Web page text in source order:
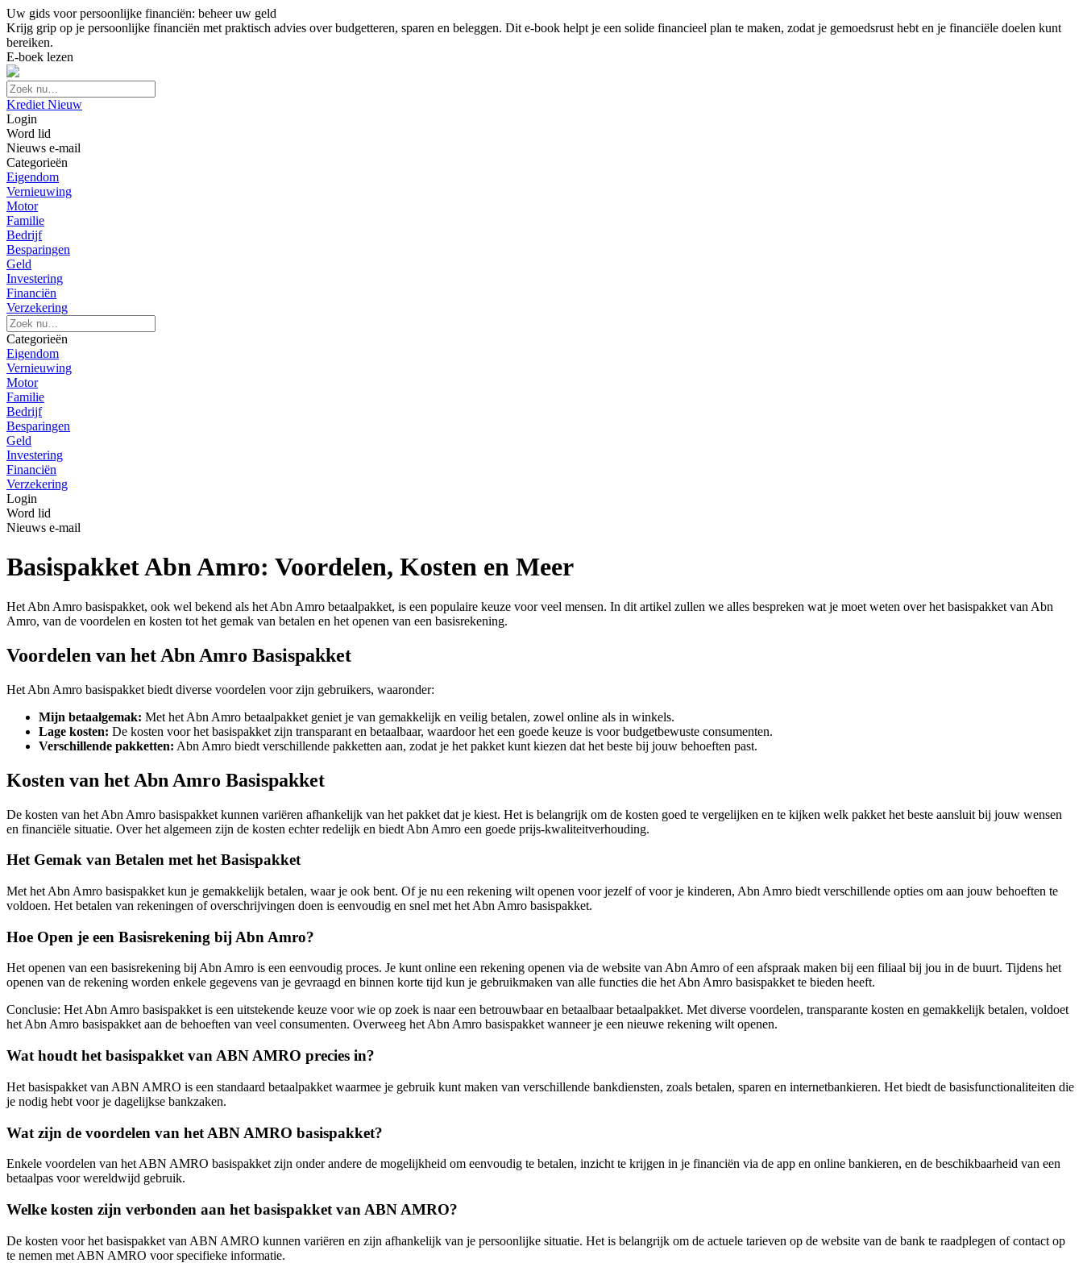
Uw gids voor persoonlijke financiën: beheer uw geld
Krijg grip op je persoonlijke financiën met praktisch advies over budgetteren, sparen en beleggen. Dit e-book helpt je een solide financieel plan te maken, zodat je gemoedsrust hebt en je financiële doelen kunt
bereiken.
E-boek lezen
Krediet Nieuw
Login
Word lid
Nieuws e-mail
Categorieën
Eigendom
Vernieuwing
Motor
Familie
Bedrijf
Besparingen
Geld
Investering
Financiën
Verzekering
Categorieën
Eigendom
Vernieuwing
Motor
Familie
Bedrijf
Besparingen
Geld
Investering
Financiën
Verzekering
Login
Word lid
Nieuws e-mail
Basispakket Abn Amro: Voordelen, Kosten en Meer
Het Abn Amro basispakket, ook wel bekend als het Abn Amro betaalpakket, is een populaire keuze voor veel mensen. In dit artikel zullen we alles bespreken wat je moet weten over het basispakket van Abn
Amro, van de voordelen en kosten tot het gemak van betalen en het openen van een basisrekening.
Voordelen van het Abn Amro Basispakket
Het Abn Amro basispakket biedt diverse voordelen voor zijn gebruikers, waaronder:
Mijn betaalgemak: Met het Abn Amro betaalpakket geniet je van gemakkelijk en veilig betalen, zowel online als in winkels.
Lage kosten: De kosten voor het basispakket zijn transparant en betaalbaar, waardoor het een goede keuze is voor budgetbewuste consumenten.
Verschillende pakketten: Abn Amro biedt verschillende pakketten aan, zodat je het pakket kunt kiezen dat het beste bij jouw behoeften past.
Kosten van het Abn Amro Basispakket
De kosten van het Abn Amro basispakket kunnen variëren afhankelijk van het pakket dat je kiest. Het is belangrijk om de kosten goed te vergelijken en te kijken welk pakket het beste aansluit bij jouw wensen
en financiële situatie. Over het algemeen zijn de kosten echter redelijk en biedt Abn Amro een goede prijs-kwaliteitverhouding.
Het Gemak van Betalen met het Basispakket
Met het Abn Amro basispakket kun je gemakkelijk betalen, waar je ook bent. Of je nu een rekening wilt openen voor jezelf of voor je kinderen, Abn Amro biedt verschillende opties om aan jouw behoeften te
voldoen. Het betalen van rekeningen of overschrijvingen doen is eenvoudig en snel met het Abn Amro basispakket.
Hoe Open je een Basisrekening bij Abn Amro?
Het openen van een basisrekening bij Abn Amro is een eenvoudig proces. Je kunt online een rekening openen via de website van Abn Amro of een afspraak maken bij een filiaal bij jou in de buurt. Tijdens het
openen van de rekening worden enkele gegevens van je gevraagd en binnen korte tijd kun je gebruikmaken van alle functies die het Abn Amro basispakket te bieden heeft.
Conclusie: Het Abn Amro basispakket is een uitstekende keuze voor wie op zoek is naar een betrouwbaar en betaalbaar betaalpakket. Met diverse voordelen, transparante kosten en gemakkelijk betalen, voldoet
het Abn Amro basispakket aan de behoeften van veel consumenten. Overweeg het Abn Amro basispakket wanneer je een nieuwe rekening wilt openen.
Wat houdt het basispakket van ABN AMRO precies in?
Het basispakket van ABN AMRO is een standaard betaalpakket waarmee je gebruik kunt maken van verschillende bankdiensten, zoals betalen, sparen en internetbankieren. Het biedt de basisfunctionaliteiten die
je nodig hebt voor je dagelijkse bankzaken.
Wat zijn de voordelen van het ABN AMRO basispakket?
Enkele voordelen van het ABN AMRO basispakket zijn onder andere de mogelijkheid om eenvoudig te betalen, inzicht te krijgen in je financiën via de app en online bankieren, en de beschikbaarheid van een
betaalpas voor wereldwijd gebruik.
Welke kosten zijn verbonden aan het basispakket van ABN AMRO?
De kosten voor het basispakket van ABN AMRO kunnen variëren en zijn afhankelijk van je persoonlijke situatie. Het is belangrijk om de actuele tarieven op de website van de bank te raadplegen of contact op
te nemen met ABN AMRO voor specifieke informatie.